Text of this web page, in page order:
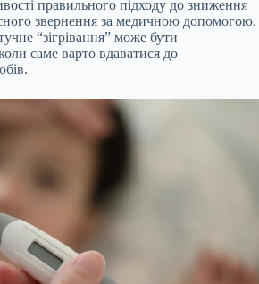
правильного підходу до зниження
звернення за медичною допомогою.
“зігрівання” може бути
саме варто вдаватися до